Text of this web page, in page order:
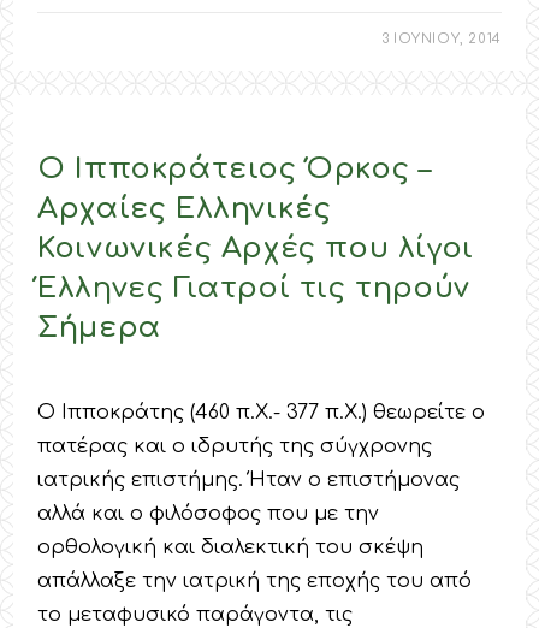
3 ΙΟΥΝΙΟΥ, 2014
Ο Ιπποκράτειος Όρκος –
Αρχαίες Ελληνικές
Κοινωνικές Αρχές που λίγοι
Έλληνες Γιατροί τις τηρούν
Σήμερα
Ο Ιπποκράτης (460 π.Χ.- 377 π.Χ.) θεωρείτε ο
πατέρας και ο ιδρυτής της σύγχρονης
ιατρικής επιστήμης. Ήταν ο επιστήμονας
αλλά και ο φιλόσοφος που με την
ορθολογική και διαλεκτική του σκέψη
απάλλαξε την ιατρική της εποχής του από
το μεταφυσικό παράγοντα, τις